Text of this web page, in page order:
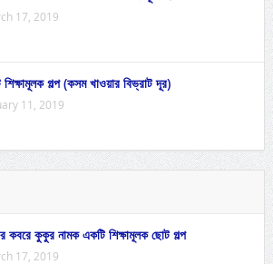
17, 2019
শিক্ষামূলক গল্প (কসম খাওয়ার বিভ্রাট দূর)
11, 2019
কবরে কুকুর নামক একটি শিক্ষামূলক ছোট গল্প
17, 2019